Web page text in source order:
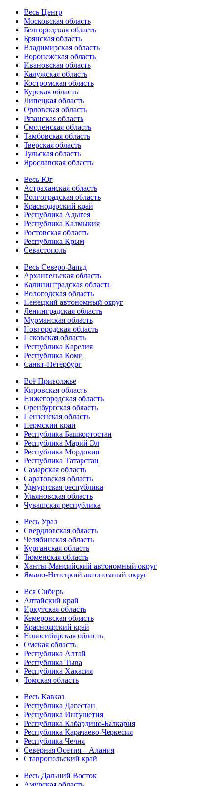
Весь Центр
Московская область
Белгородская область
Брянская область
Владимирская область
Воронежская область
Ивановская область
Калужская область
Костромская область
Курская область
Липецкая область
Орловская область
Рязанская область
Смоленская область
Тамбовская область
Тверская область
Тульская область
Ярославская область
Весь Юг
Астраханская область
Волгоградская область
Краснодарский край
Республика Адыгея
Республика Калмыкия
Ростовская область
Республика Крым
Севастополь
Весь Северо-Запад
Архангельская область
Калининградская область
Вологодская область
Ненецкий автономный округ
Ленинградская область
Мурманская область
Новгородская область
Псковская область
Республика Карелия
Республика Коми
Санкт-Петербург
Всё Приволжье
Кировская область
Нижегородская область
Оренбургская область
Пензенская область
Пермский край
Республика Башкортостан
Республика Марий Эл
Республика Мордовия
Республика Татарстан
Самарская область
Саратовская область
Удмуртская республика
Ульяновская область
Чувашская республика
Весь Урал
Свердловская область
Челябинская область
Курганская область
Тюменская область
Ханты-Мансийский автономный округ
Ямало-Ненецкий автономный округ
Вся Сибирь
Алтайский край
Иркутская область
Кемеровская область
Красноярский край
Новосибирская область
Омская область
Республика Алтай
Республика Тыва
Республика Хакасия
Томская область
Весь Кавказ
Республика Дагестан
Республика Ингушетия
Республика Кабардино-Балкария
Республика Карачаево-Черкесия
Республика Чечня
Северная Осетия – Алания
Ставропольский край
Весь Дальний Восток
Амурская область